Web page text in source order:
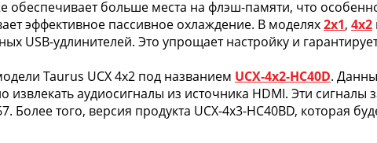
обеспечивает больше места на флэш-памяти, что
эффективное пассивное охлаждение. В моделях2х1, 4х2
USB-удлинителей. Это упрощает настройку и
Taurus UCX 4x2 под названием UCX-4x2-HC40D.
извлекать аудиосигналы из источника HDMI. Эти
того, версия продукта UCX-4x3-HC40BD, которая